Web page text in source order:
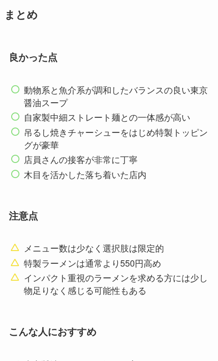
まとめ
良かった点
動物系と魚介系が調和したバランスの良い東京
醤油スープ
自家製中細ストレート麺との一体感が高い
吊るし焼きチャーシューをはじめ特製トッピン
グが豪華
店員さんの接客が非常に丁寧
木目を活かした落ち着いた店内
注意点
メニュー数は少なく選択肢は限定的
特製ラーメンは通常より550円高め
インパクト重視のラーメンを求める方には少し
物足りなく感じる可能性もある
こんな人におすすめ